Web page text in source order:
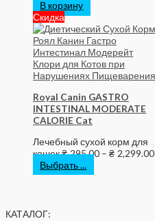
В корзину
Скидка
Royal Canin GASTRO
INTESTINAL MODERATE
CALORIE Cat
Лечебный сухой корм для
кошек₴ 295.00 – ₴ 2,299.00
Выбрать ...
КАТАЛОГ: